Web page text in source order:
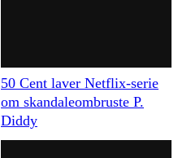
50 Cent laver Netflix-serie
om skandaleombruste P.
Diddy